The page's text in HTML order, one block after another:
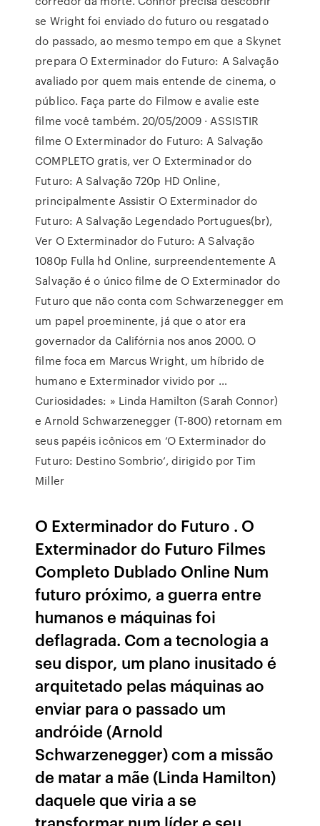
se Wright foi enviado do futuro ou resgatado
do passado, ao mesmo tempo em que a Skynet
prepara O Exterminador do Futuro: A Salvação
avaliado por quem mais entende de cinema, o
público. Faça parte do Filmow e avalie este
filme você também. 20/05/2009 · ASSISTIR
filme O Exterminador do Futuro: A Salvação
COMPLETO gratis, ver O Exterminador do
Futuro: A Salvação 720p HD Online,
principalmente Assistir O Exterminador do
Futuro: A Salvação Legendado Portugues(br),
Ver O Exterminador do Futuro: A Salvação
1080p Fulla hd Online, surpreendentemente A
Salvação é o único filme de O Exterminador do
Futuro que não conta com Schwarzenegger em
um papel proeminente, já que o ator era
governador da Califórnia nos anos 2000. O
filme foca em Marcus Wright, um híbrido de
humano e Exterminador vivido por …
Curiosidades: » Linda Hamilton (Sarah Connor)
e Arnold Schwarzenegger (T-800) retornam em
seus papéis icônicos em ‘O Exterminador do
Futuro: Destino Sombrio‘, dirigido por Tim
Miller
O Exterminador do Futuro . O
Exterminador do Futuro Filmes
Completo Dublado Online Num
futuro próximo, a guerra entre
humanos e máquinas foi
deflagrada. Com a tecnologia a
seu dispor, um plano inusitado é
arquitetado pelas máquinas ao
enviar para o passado um
andróide (Arnold
Schwarzenegger) com a missão
de matar a mãe (Linda Hamilton)
daquele que viria a se